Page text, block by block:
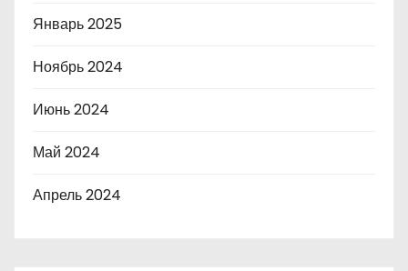
Январь 2025
Ноябрь 2024
Июнь 2024
Май 2024
Апрель 2024